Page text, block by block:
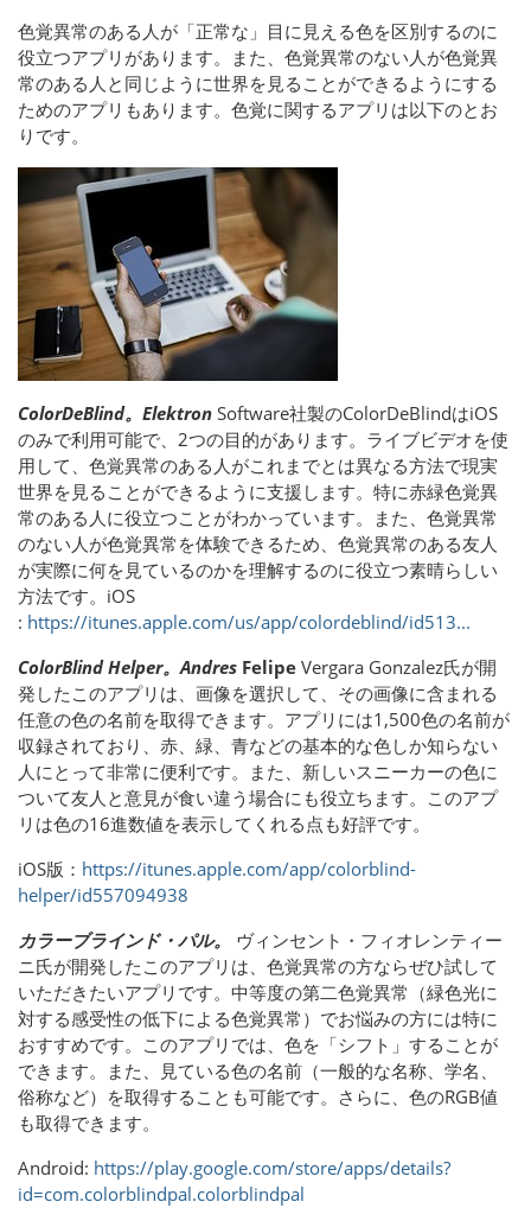
色覚異常のある人が「正常な」目に見える色を区別するのに
役立つアプリがあります。また、色覚異常のない人が色覚異
常のある人と同じように世界を見ることができるようにする
ためのアプリもあります。色覚に関するアプリは以下のとお
りです。
ColorDeBlind。Elektron Software社製のColorDeBlindはiOS
のみで利用可能で、2つの目的があります。ライブビデオを使
用して、色覚異常のある人がこれまでとは異なる方法で現実
世界を見ることができるように支援します。特に赤緑色覚異
常のある人に役立つことがわかっています。また、色覚異常
のない人が色覚異常を体験できるため、色覚異常のある友人
が実際に何を見ているのかを理解するのに役立つ素晴らしい
方法です。iOS
: https://itunes.apple.com/us/app/colordeblind/id513...
ColorBlind Helper。Andres Felipe Vergara Gonzalez氏が開
発したこのアプリは、画像を選択して、その画像に含まれる
任意の色の名前を取得できます。アプリには1,500色の名前が
収録されており、赤、緑、青などの基本的な色しか知らない
人にとって非常に便利です。また、新しいスニーカーの色に
ついて友人と意見が食い違う場合にも役立ちます。このアプ
リは色の16進数値を表示してくれる点も好評です。
iOS版： https://itunes.apple.com/app/colorblind-
helper/id557094938
カラーブラインド・パル。
ヴィンセント・フィオレンティー
ニ氏が開発したこのアプリは、色覚異常の方ならぜひ試して
いただきたいアプリです。中等度の第二色覚異常（緑色光に
対する感受性の低下による色覚異常）でお悩みの方には特に
おすすめです。このアプリでは、色を「シフト」することが
できます。また、見ている色の名前（一般的な名称、学名、
俗称など）を取得することも可能です。さらに、色のRGB値
も取得できます。
Android: https://play.google.com/store/apps/details?
id=com.colorblindpal.colorblindpal